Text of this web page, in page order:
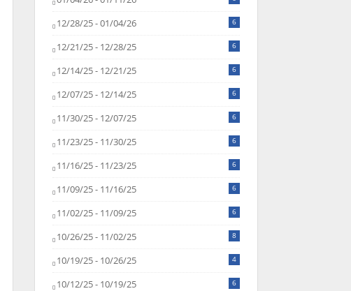
12/28/25 - 01/04/26 6
12/21/25 - 12/28/25 6
12/14/25 - 12/21/25 6
12/07/25 - 12/14/25 6
11/30/25 - 12/07/25 6
11/23/25 - 11/30/25 6
11/16/25 - 11/23/25 6
11/09/25 - 11/16/25 6
11/02/25 - 11/09/25 6
10/26/25 - 11/02/25 8
10/19/25 - 10/26/25 4
10/12/25 - 10/19/25 6